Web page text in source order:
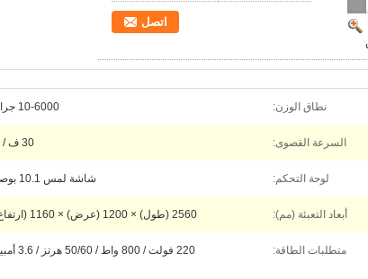
اتصل
نطاق الوزن: 10-6000 جرام
السرعة القصوى: 30 ف / م
لوحة التحكم: شاشة لمس 10.1 بوصة
أبعاد التعبئة (مم): 2560 (طول) × 1200 (عرض) × 1160 (ارتفاع)
متطلبات الطاقة: 220 فولت / 800 واط / 50/60 هرتز / 3.6 أمبير